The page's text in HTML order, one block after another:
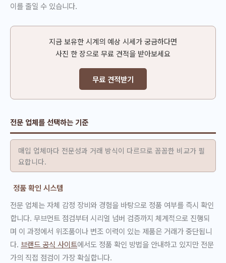
이를 줄일 수 있습니다.
지금 보유한 시계의 예상 시세가 궁금하다면
사진 한 장으로 무료 견적을 받아보세요
무료 견적받기
전문 업체를 선택하는 기준
매입 업체마다 전문성과 거래 방식이 다르므로 꼼꼼한 비교가 필
요합니다.
정품 확인 시스템
전문 업체는 자체 감정 장비와 경험을 바탕으로 정품 여부를 즉시 확인
합니다. 무브먼트 점검부터 시리얼 넘버 검증까지 체계적으로 진행되
며 이 과정에서 위조품이나 변조 이력이 있는 제품은 거래가 중단됩니
다. 브랜드 공식 사이트에서도 정품 확인 방법을 안내하고 있지만 전문
가의 직접 점검이 가장 확실합니다.